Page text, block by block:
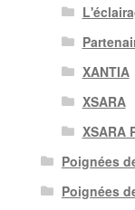
XANTIA
XSARA
XSARA
Poignées
Poignées